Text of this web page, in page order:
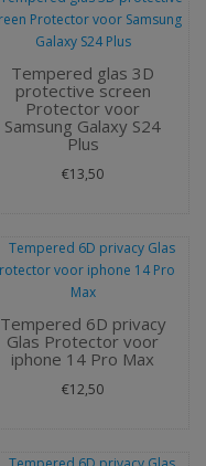
Tempered glas 3D
protective screen
Protector voor
Samsung Galaxy S24
Plus
€13,50
Tempered 6D privacy
Glas Protector voor
iphone 14 Pro Max
€12,50